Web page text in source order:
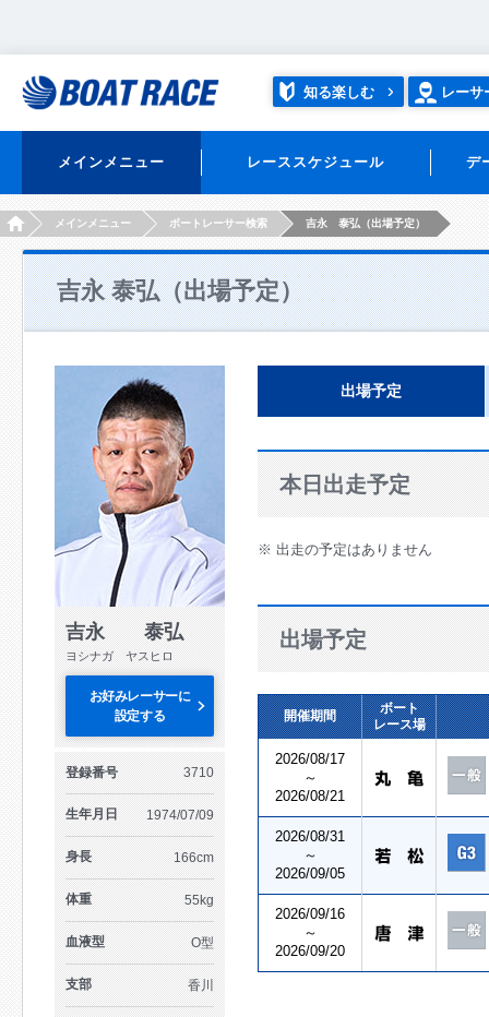
知る楽しむ レーサ
メインメニュー レーススケジュール デ
HOMEメインメニュー ボートレーサー検索 吉永 泰弘（出場予定）
吉永 泰弘（出場予定）
吉永 泰弘
ヨシナガ ヤスヒロ
お好みレーサーに
設定する
登録番号 3710
生年月日 1974/07/09
身長 166cm
体重 55kg
血液型 O型
支部 香川
出場予定
本日出走予定
※ 出走の予定はありません
出場予定
開催期間
ボート
レース場
2026/08/17
～
2026/08/21
2026/08/31
～
2026/09/05
2026/09/16
～
2026/09/20